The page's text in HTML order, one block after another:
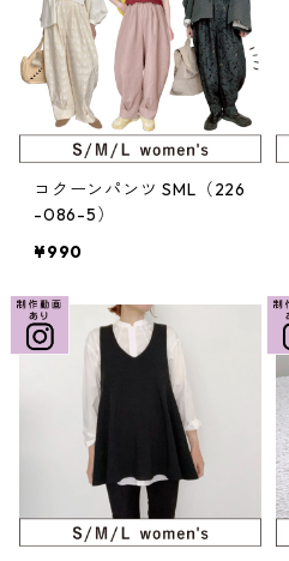
コクーンパンツ SML（226
-086-5）
¥990